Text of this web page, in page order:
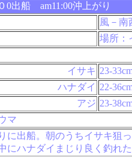
0出船 am11:00沖上がり
風－南
場所：
イサキ 23-
ハナダイ 22-
アジ 23-
マ
に出船。朝のうちイサキ狙
にハナダイまじり良く釣れ